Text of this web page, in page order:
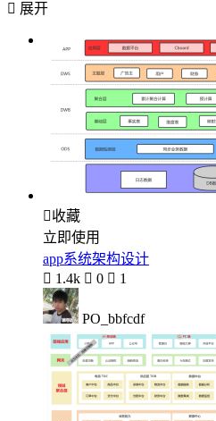
 展开
收藏
立即使用
app系统架构设计
 1.4k  0  1
PO_bbfcdf